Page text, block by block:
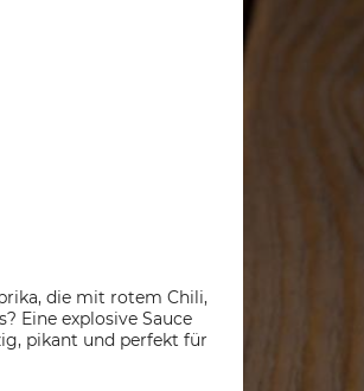
die mit rotem Chili,
Eine explosive Sauce
pikant und perfekt für